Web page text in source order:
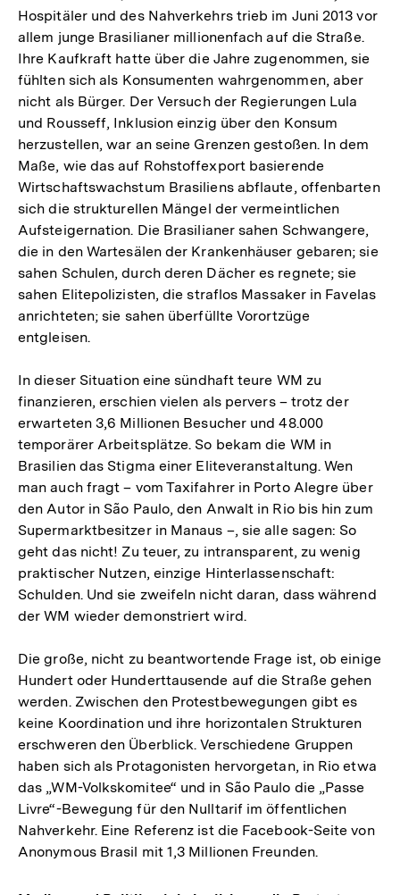
Hospitäler und des Nahverkehrs trieb im Juni 2013 vor
allem junge Brasilianer millionenfach auf die Straße.
Ihre Kaufkraft hatte über die Jahre zugenommen, sie
fühlten sich als Konsumenten wahrgenommen, aber
nicht als Bürger. Der Versuch der Regierungen Lula
und Rousseff, Inklusion einzig über den Konsum
herzustellen, war an seine Grenzen gestoßen. In dem
Maße, wie das auf Rohstoffexport basierende
Wirtschaftswachstum Brasiliens abflaute, offenbarten
sich die strukturellen Mängel der vermeintlichen
Aufsteigernation. Die Brasilianer sahen Schwangere,
die in den Wartesälen der Krankenhäuser gebaren; sie
sahen Schulen, durch deren Dächer es regnete; sie
sahen Elitepolizisten, die straflos Massaker in Favelas
anrichteten; sie sahen überfüllte Vorortzüge
entgleisen.
In dieser Situation eine sündhaft teure WM zu
finanzieren, erschien vielen als pervers – trotz der
erwarteten 3,6 Millionen Besucher und 48.000
temporärer Arbeitsplätze. So bekam die WM in
Brasilien das Stigma einer Eliteveranstaltung. Wen
man auch fragt – vom Taxifahrer in Porto Alegre über
den Autor in São Paulo, den Anwalt in Rio bis hin zum
Supermarktbesitzer in Manaus –, sie alle sagen: So
geht das nicht! Zu teuer, zu intransparent, zu wenig
praktischer Nutzen, einzige Hinterlassenschaft:
Schulden. Und sie zweifeln nicht daran, dass während
der WM wieder demonstriert wird.
Die große, nicht zu beantwortende Frage ist, ob einige
Hundert oder Hunderttausende auf die Straße gehen
werden. Zwischen den Protestbewegungen gibt es
keine Koordination und ihre horizontalen Strukturen
erschweren den Überblick. Verschiedene Gruppen
haben sich als Protagonisten hervorgetan, in Rio etwa
das „WM-Volkskomitee“ und in São Paulo die „Passe
Livre“-Bewegung für den Nulltarif im öffentlichen
Nahverkehr. Eine Referenz ist die Facebook-Seite von
Anonymous Brasil mit 1,3 Millionen Freunden.